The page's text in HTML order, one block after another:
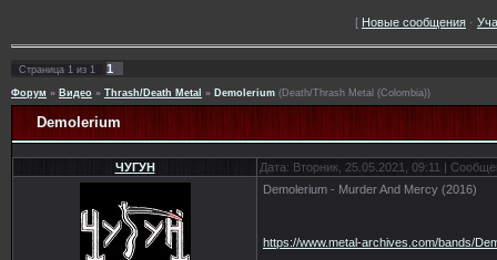
[ Новые сообщения ·
Страница 1 из 1 1
Форум » Видео » Thrash/Death Metal » Demolerium (Death/Thrash Metal (Colombia))
Demolerium
ЧУГУН Дата: Вторник, 25.05.2021, 09:11 |
Demolerium - Murder And Mercy (2016)
https://www.metal-archives.com/bands/